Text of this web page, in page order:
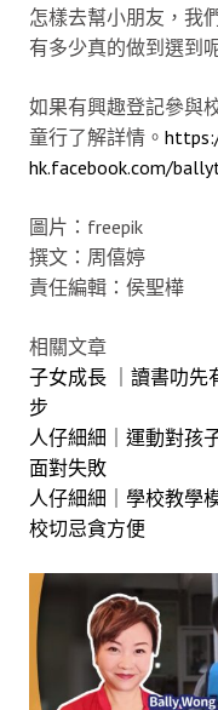
怎樣去幫小朋友，我
有多少真的做到選到呢
如果有興趣登記參與
童行了解詳情。
hk.facebook.com/
圖片：freepik
撰文：周僖婷
責任編輯：侯聖樺
相關文章
子女成長 ｜讀書叻先
步
人仔細細｜運動對孩
面對失敗
人仔細細｜學校教學
校切忌貪方便